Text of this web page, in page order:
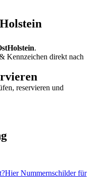
.
Kennzeichen direkt nach
reservieren und
Hier Nummernschilder für